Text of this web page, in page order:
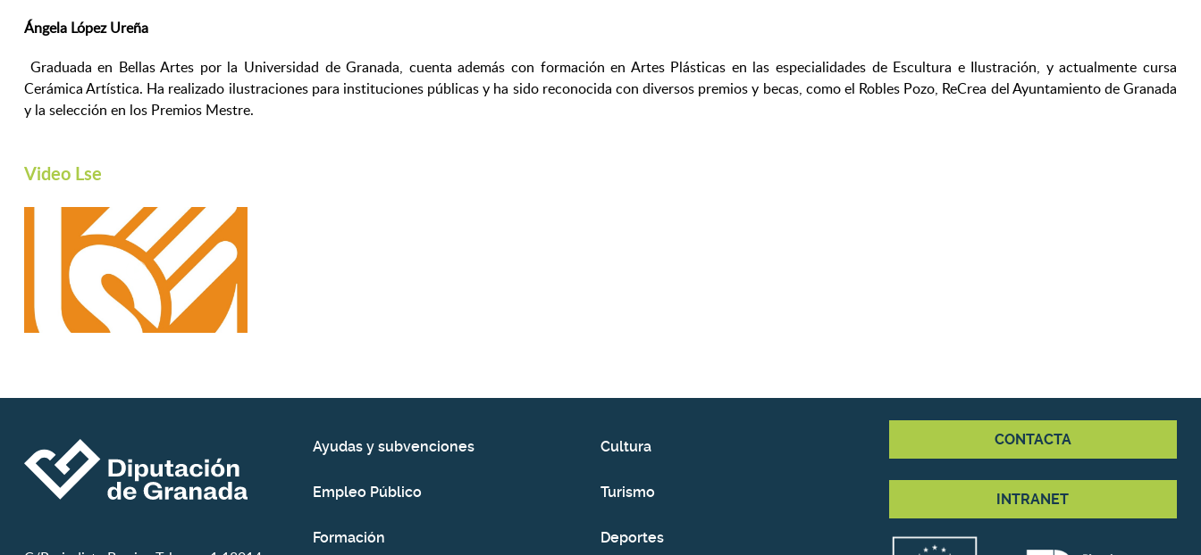
Ángela López Ureña
Graduada en Bellas Artes por la Universidad de Granada, cuenta además con formación en Artes Plásticas en las especialidades de Escultura e Ilustración, y actualmente cursa
Cerámica Artística. Ha realizado ilustraciones para instituciones públicas y ha sido reconocida con diversos premios y becas, como el Robles Pozo, ReCrea del Ayuntamiento de Granada
y la selección en los Premios Mestre.
Video Lse
Ayudas y subvenciones
Empleo Público
Formación
Cultura
Turismo
Deportes
CONTACTA
INTRANET